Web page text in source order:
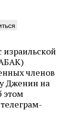
членов
Дженин на
этом